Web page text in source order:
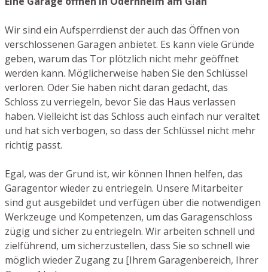
Wir sind ein Aufsperrdienst der auch das Öffnen von
verschlossenen Garagen anbietet. Es kann viele Gründe
geben, warum das Tor plötzlich nicht mehr geöffnet
werden kann. Möglicherweise haben Sie den Schlüssel
verloren. Oder Sie haben nicht daran gedacht, das
Schloss zu verriegeln, bevor Sie das Haus verlassen
haben. Vielleicht ist das Schloss auch einfach nur veraltet
und hat sich verbogen, so dass der Schlüssel nicht mehr
richtig passt.
Egal, was der Grund ist, wir können Ihnen helfen, das
Garagentor wieder zu entriegeln. Unsere Mitarbeiter
sind gut ausgebildet und verfügen über die notwendigen
Werkzeuge und Kompetenzen, um das Garagenschloss
zügig und sicher zu entriegeln. Wir arbeiten schnell und
zielführend, um sicherzustellen, dass Sie so schnell wie
möglich wieder Zugang zu [Ihrem Garagenbereich, Ihrer